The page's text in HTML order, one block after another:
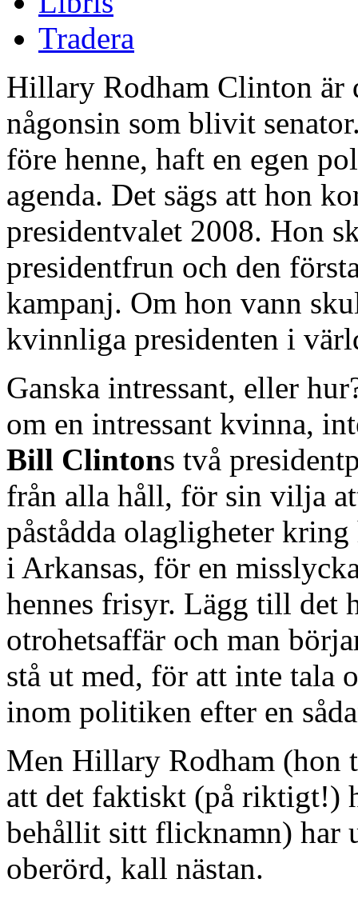
Tradera
Hillary Rodham Clinton är
någonsin som blivit
före henne, haft en egen
agenda. Det sägs att hon
presidentvalet 2008. Hon
presidentfrun och den
kampanj. Om hon vann
kvinnliga presidenten i
Ganska intressant, eller
om en intressant kvinna,
Bill Clintons två
från alla håll, för sin vilja
påstådda olagligheter kring
i Arkansas, för en
hennes frisyr. Lägg till det
otrohetsaffär och man
stå ut med, för att inte tala
inom politiken efter en
Men Hillary Rodham (hon
att det faktiskt (på riktigt!)
behållit sitt flicknamn) har
oberörd, kall nästan.